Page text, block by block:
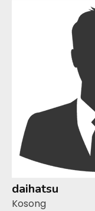
daihatsu
Kosong